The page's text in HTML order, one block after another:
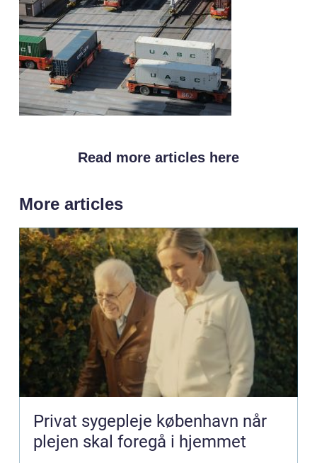
Read more articles here
More articles
Privat sygepleje københavn når
plejen skal foregå i hjemmet